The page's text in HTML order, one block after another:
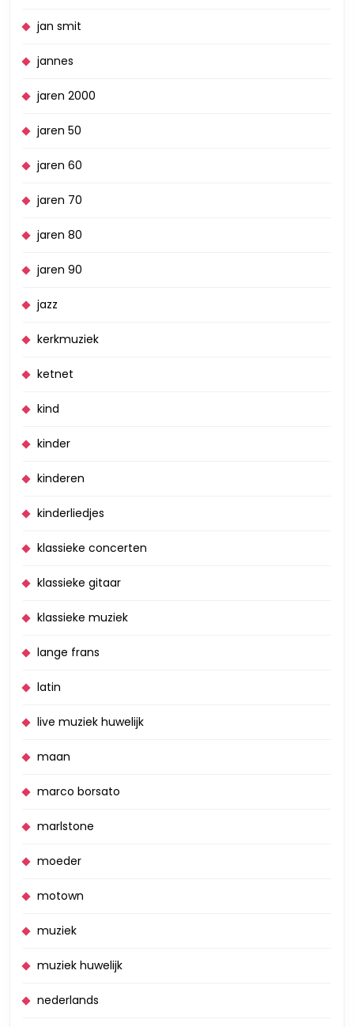
jan smit
jannes
jaren 2000
jaren 50
jaren 60
jaren 70
jaren 80
jaren 90
jazz
kerkmuziek
ketnet
kind
kinder
kinderen
kinderliedjes
klassieke concerten
klassieke gitaar
klassieke muziek
lange frans
latin
live muziek huwelijk
maan
marco borsato
marlstone
moeder
motown
muziek
muziek huwelijk
nederlands